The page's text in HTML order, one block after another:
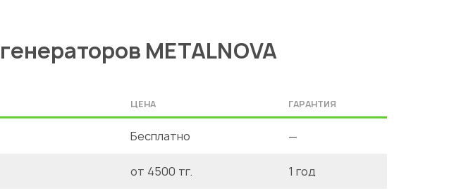
METALNOVA
ЦЕНА ГАРАНТИЯ
Бесплатно —
от 4500 тг. 1 год